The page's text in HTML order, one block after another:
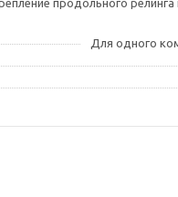
продольного
Для одного